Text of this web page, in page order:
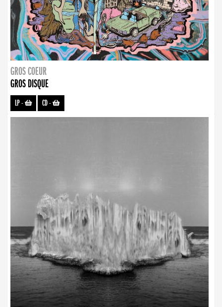
GROS COEUR
GROS DISQUE
LP- CD-